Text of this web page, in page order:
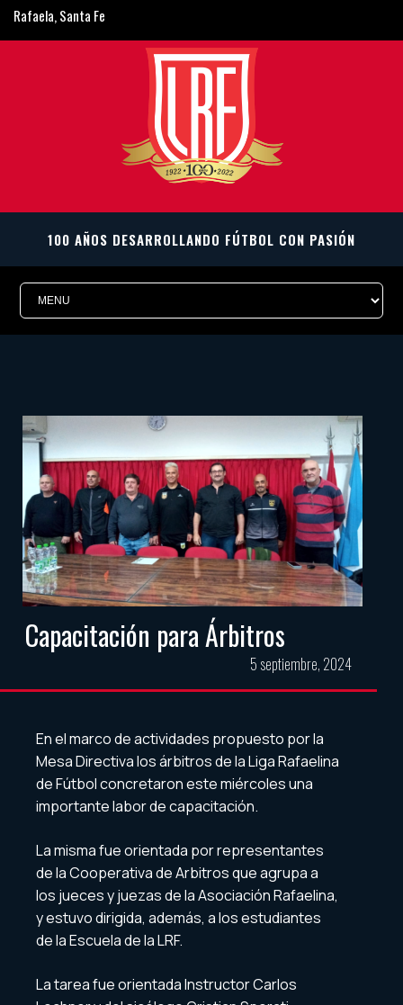
Rafaela, Santa Fe
ligarafaelina@gmail.com
Capacitación para Árbitros
5 septiembre, 2024
En el marco de actividades propuesto por la
Mesa Directiva los árbitros de la Liga Rafaelina
de Fútbol concretaron este miércoles una
importante labor de capacitación.
La misma fue orientada por representantes
de la Cooperativa de Arbitros que agrupa a
los jueces y juezas de la Asociación Rafaelina,
y estuvo dirigida, además, a los estudiantes
de la Escuela de la LRF.
La tarea fue orientada Instructor Carlos